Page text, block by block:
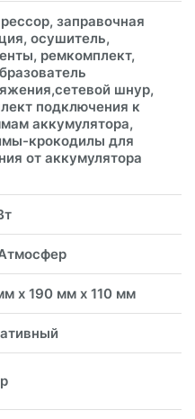
заправочная
осушитель,
ремкомплект,
шнур,
подключения к
аккумулятора,
крокодилы для
от аккумулятора
х 190 мм х 110 мм